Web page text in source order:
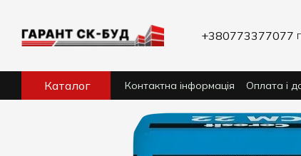
+380773377077
Каталог Контактна інформація Оплата і